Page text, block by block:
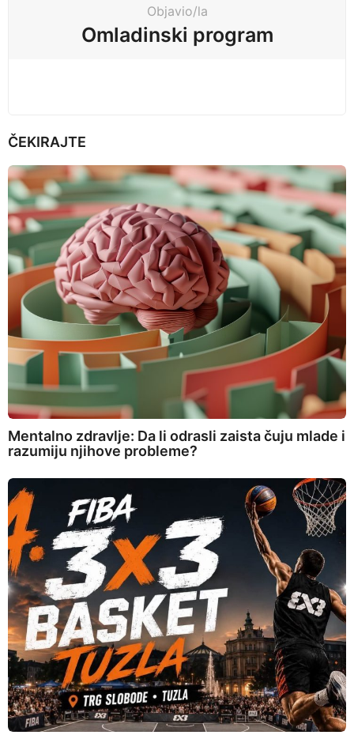
Objavio/la
Omladinski program
ČEKIRAJTE
Mentalno zdravlje: Da li odrasli zaista čuju mlade i
razumiju njihove probleme?